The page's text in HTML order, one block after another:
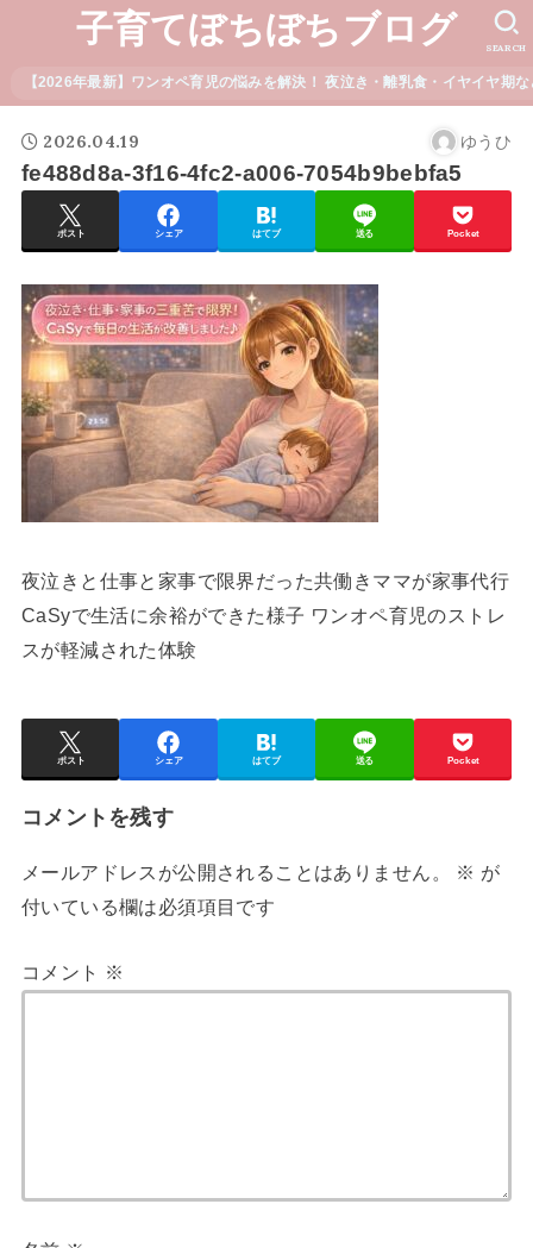
子育てぼちぼちブログ
【2026年最新】ワンオペ育児の悩みを解決！ 夜泣き・離乳食・イヤイヤ期
SEARCH
2026.04.19 ゆうひ
fe488d8a-3f16-4fc2-a006-7054b9bebfa5
ポスト シェア はてブ 送る Pocket
夜泣きと仕事と家事で限界だった共働きママが家事代行
CaSyで生活に余裕ができた様子 ワンオペ育児のストレ
スが軽減された体験
ポスト シェア はてブ 送る Pocket
コメントを残す
メールアドレスが公開されることはありません。 ※ が
付いている欄は必須項目です
コメント ※